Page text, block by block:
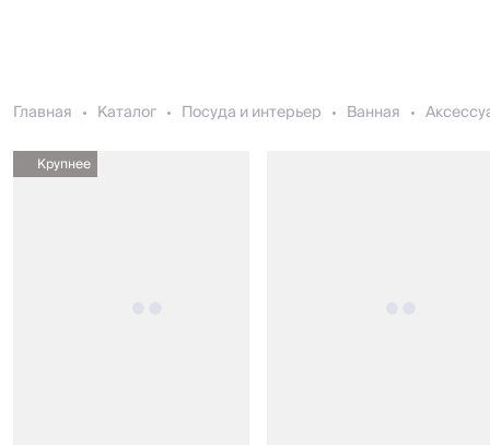
Главная Каталог Посуда и интерьер Ванная
Крупнее